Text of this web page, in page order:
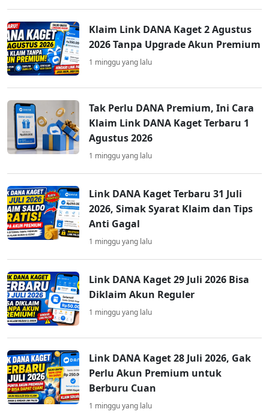
Klaim Link DANA Kaget 2 Agustus
2026 Tanpa Upgrade Akun Premium
1 minggu yang lalu
Tak Perlu DANA Premium, Ini Cara
Klaim Link DANA Kaget Terbaru 1
Agustus 2026
1 minggu yang lalu
Link DANA Kaget Terbaru 31 Juli
2026, Simak Syarat Klaim dan Tips
Anti Gagal
1 minggu yang lalu
Link DANA Kaget 29 Juli 2026 Bisa
Diklaim Akun Reguler
1 minggu yang lalu
Link DANA Kaget 28 Juli 2026, Gak
Perlu Akun Premium untuk
Berburu Cuan
1 minggu yang lalu